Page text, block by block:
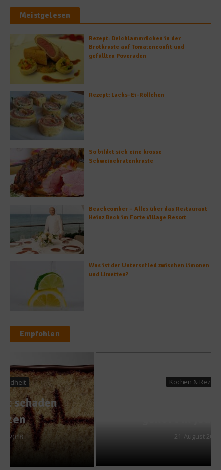
Meistgelesen
Rezept: Deichlammrücken in der
Brotkruste auf Tomatenconfit und
gefüllten Poveraden
Rezept: Lachs-Ei-Röllchen
So bildet sich eine krosse
Schweinebratenkruste
Beachcomber – Alles über das Restaurant
Heinz Beck im Forte Village Resort
Was ist der Unterschied zwischen Limonen
und Limetten?
Empfohlen
Kochen & Rezepte
Grundausstattung: Was
gehört in jede Küche